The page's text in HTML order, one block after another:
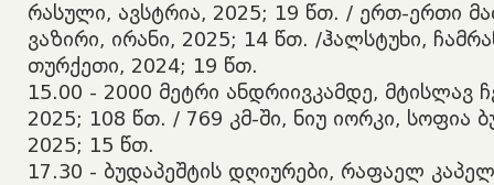
რასული, ავსტრია, 2025; 19 წთ. / ერთ-ერთი
ვაზირი, ირანი, 2025; 14 წთ. /ჰალსტუხი,
თურქეთი, 2024; 19 წთ.
​15.00 - 2000 მეტრი ანდრიივკამდე, მტისლავ
2025; 108 წთ. / 769 კმ-ში, ნიუ იორკი, სოფია
2025; 15 წთ.
​17.30 - ბუდაპეშტის დღიურები, რაფაელ